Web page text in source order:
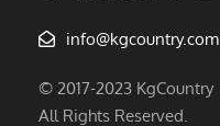
info@kgcountry.com
© 2017-2023 KgCountry
All Rights Reserved.